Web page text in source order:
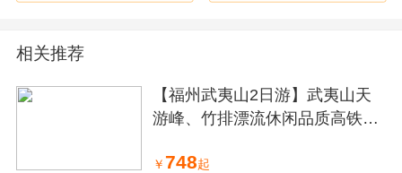
8.友情提醒：我社将在出发前一天约20：00短信通知集合
致电：0591-87157121或13959180853工作人员电话。
9.根据实际人数安排车辆大小,报名成功后取消请补损失200
相关推荐
【福州武夷山2日游】武夷山天
游峰、竹排漂流休闲品质高铁二
￥748起